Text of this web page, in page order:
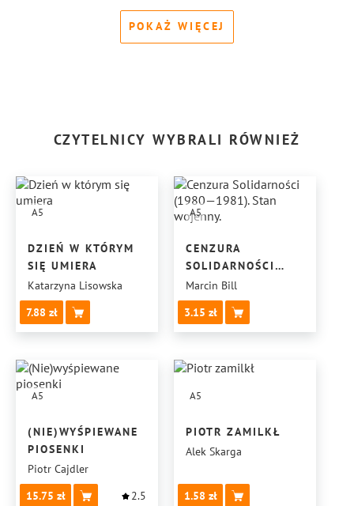
POKAŻ WIĘCEJ
CZYTELNICY WYBRALI RÓWNIEŻ
A5
DZIEŃ W KTÓRYM
SIĘ UMIERA
Katarzyna Lisowska
7.88
A5
CENZURA
SOLIDARNOŚCI
(1980—1981).
STAN WOJENNY.
Marcin Bill
3.15
A5
(NIE)WYŚPIEWANE
PIOSENKI
Piotr Cajdler
15.75
2.5
A5
PIOTR ZAMILKŁ
Alek Skarga
1.58